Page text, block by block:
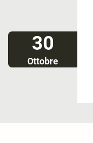
30
Ottobre